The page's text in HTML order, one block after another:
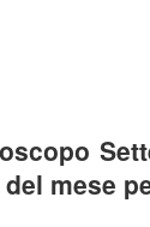
del mese